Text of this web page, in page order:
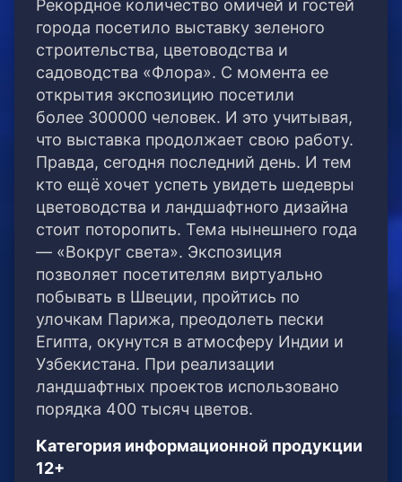
Рекордное количество омичей и гостей
города посетило выставку зеленого
строительства, цветоводства и
садоводства «Флора». С момента ее
открытия экспозицию посетили
более 300000 человек. И это учитывая,
что выставка продолжает свою работу.
Правда, сегодня последний день. И тем
кто ещё хочет успеть увидеть шедевры
цветоводства и ландшафтного дизайна
стоит поторопить. Тема нынешнего года
— «Вокруг света». Экспозиция
позволяет посетителям виртуально
побывать в Швеции, пройтись по
улочкам Парижа, преодолеть пески
Египта, окунутся в атмосферу Индии и
Узбекистана. При реализации
ландшафтных проектов использовано
порядка 400 тысяч цветов.
Категория информационной продукции
12+